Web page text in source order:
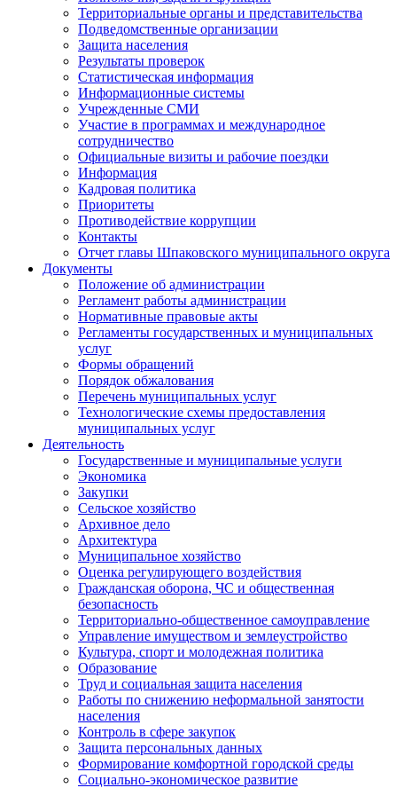
Территориальные органы и представительства
Подведомственные организации
Защита населения
Результаты проверок
Статистическая информация
Информационные системы
Учрежденные СМИ
Участие в программах и международное
сотрудничество
Официальные визиты и рабочие поездки
Информация
Кадровая политика
Приоритеты
Противодействие коррупции
Контакты
Отчет главы Шпаковского муниципального округа
Документы
Положение об администрации
Регламент работы администрации
Нормативные правовые акты
Регламенты государственных и муниципальных
услуг
Формы обращений
Порядок обжалования
Перечень муниципальных услуг
Технологические схемы предоставления
муниципальных услуг
Деятельность
Государственные и муниципальные услуги
Экономика
Закупки
Сельское хозяйство
Архивное дело
Архитектура
Муниципальное хозяйство
Оценка регулирующего воздействия
Гражданская оборона, ЧС и общественная
безопасность
Территориально-общественное самоуправление
Управление имуществом и землеустройство
Культура, спорт и молодежная политика
Образование
Труд и социальная защита населения
Работы по снижению неформальной занятости
населения
Контроль в сфере закупок
Защита персональных данных
Формирование комфортной городской среды
Социально-экономическое развитие